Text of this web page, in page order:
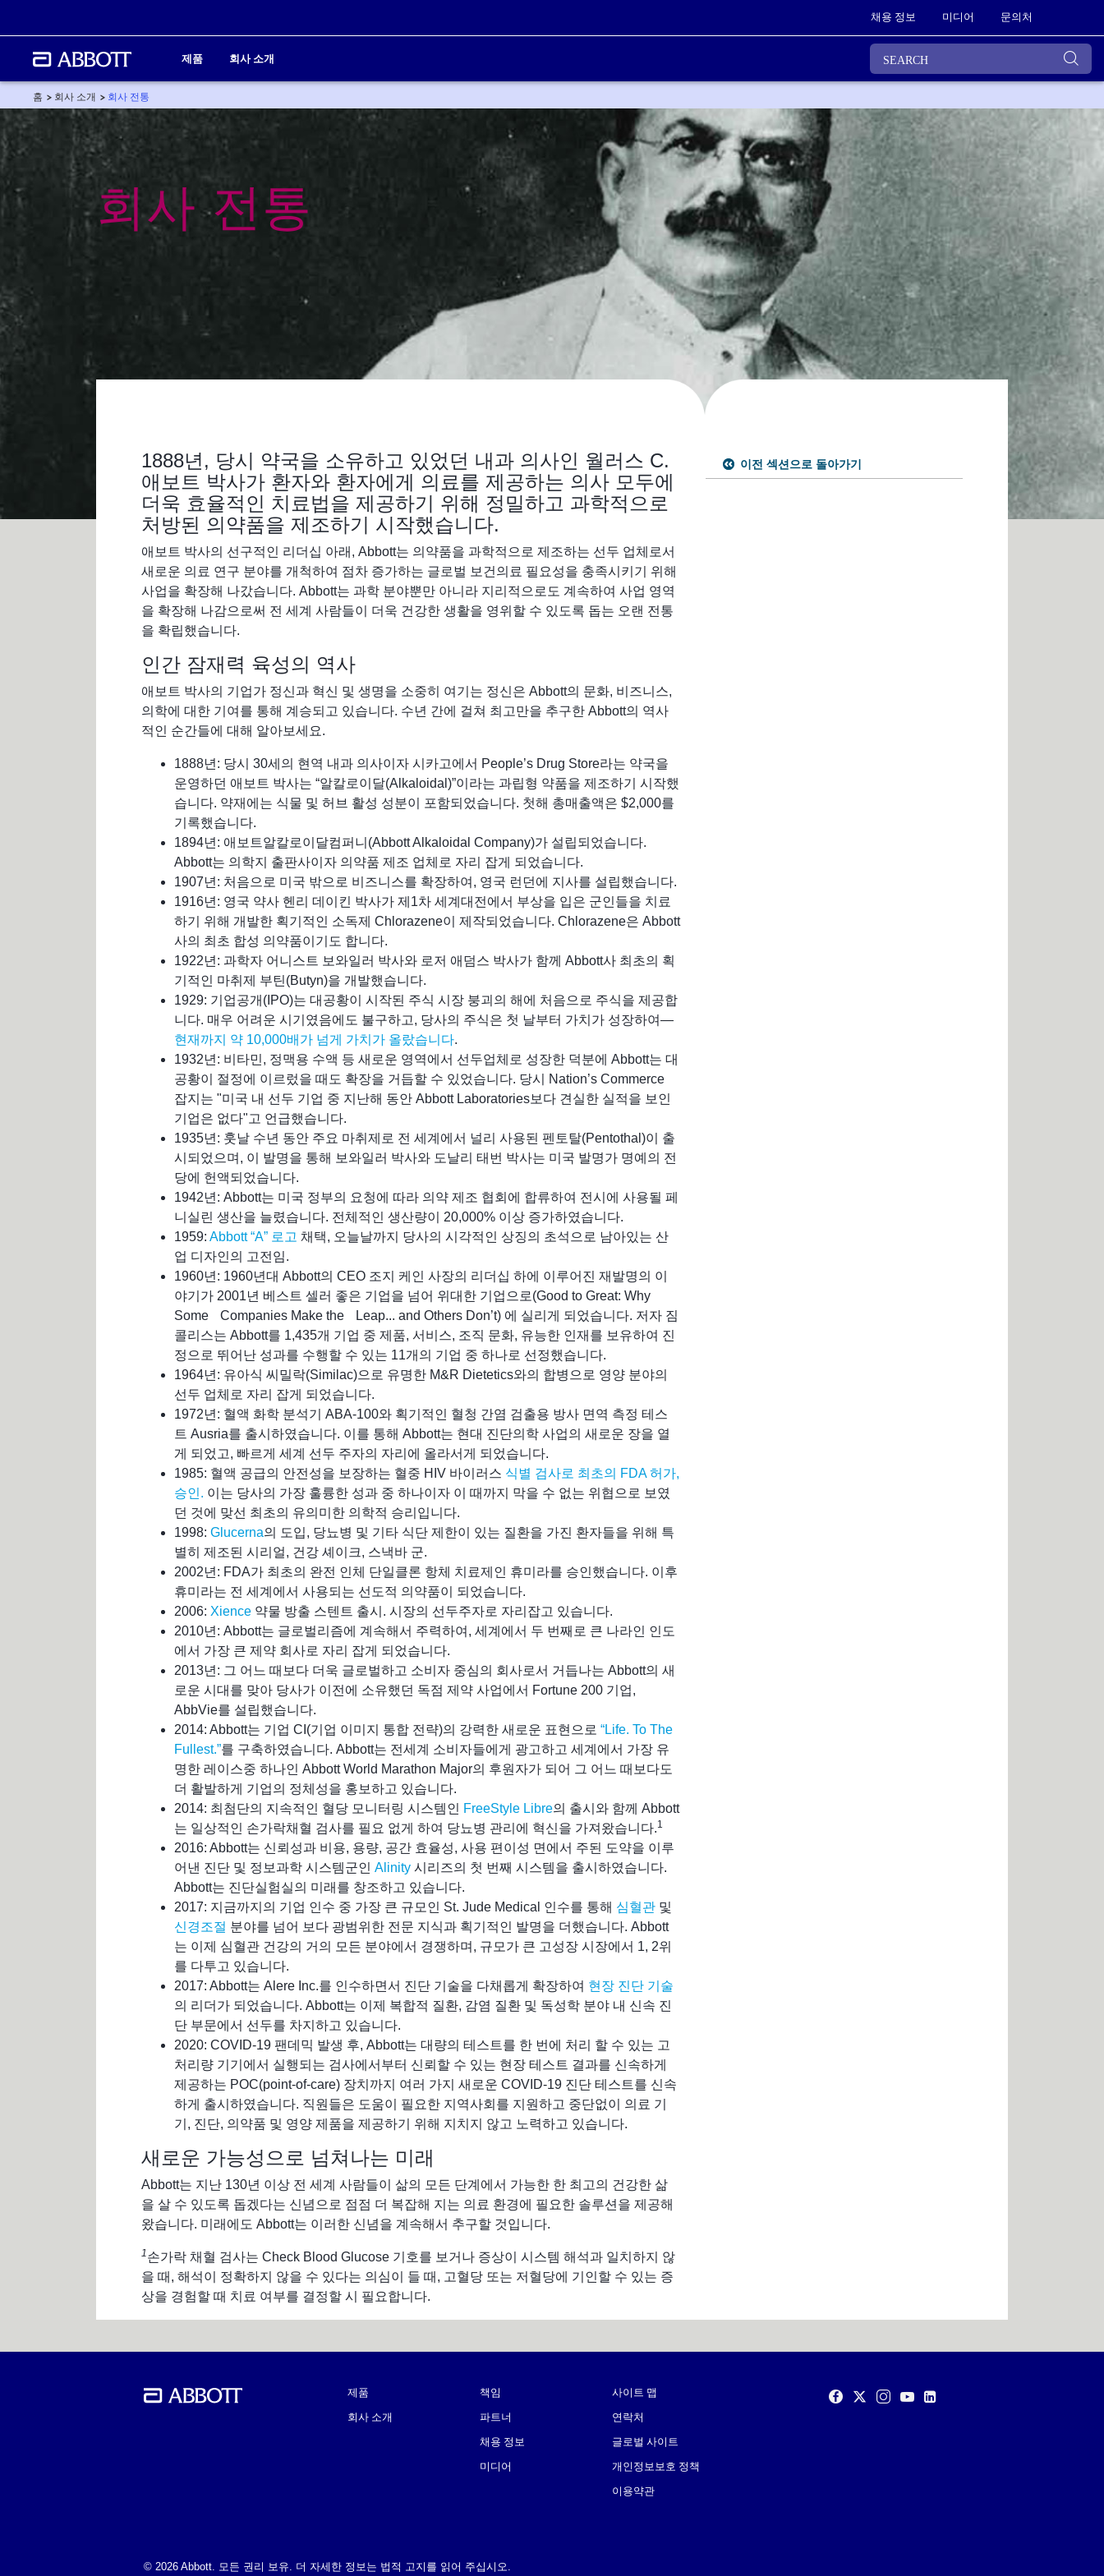
채용 정보 미디어 문의처
제품 회사 소개
홈 회사 소개 회사 전통
회사 전통
1888년, 당시 약국을 소유하고 있었던 내과 의사인 월러스 C.
애보트 박사가 환자와 환자에게 의료를 제공하는 의사 모두에
더욱 효율적인 치료법을 제공하기 위해 정밀하고 과학적으로
처방된 의약품을 제조하기 시작했습니다.
애보트 박사의 선구적인 리더십 아래, Abbott는 의약품을 과학적으로 제조하는 선두 업체로서
새로운 의료 연구 분야를 개척하여 점차 증가하는 글로벌 보건의료 필요성을 충족시키기 위해
사업을 확장해 나갔습니다. Abbott는 과학 분야뿐만 아니라 지리적으로도 계속하여 사업 영역
을 확장해 나감으로써 전 세계 사람들이 더욱 건강한 생활을 영위할 수 있도록 돕는 오랜 전통
을 확립했습니다.
인간 잠재력 육성의 역사
애보트 박사의 기업가 정신과 혁신 및 생명을 소중히 여기는 정신은 Abbott의 문화, 비즈니스,
의학에 대한 기여를 통해 계승되고 있습니다. 수년 간에 걸쳐 최고만을 추구한 Abbott의 역사
적인 순간들에 대해 알아보세요.
1888년: 당시 30세의 현역 내과 의사이자 시카고에서 People’s Drug Store라는 약국을
운영하던 애보트 박사는 “알칼로이달(Alkaloidal)”이라는 과립형 약품을 제조하기 시작했
습니다. 약재에는 식물 및 허브 활성 성분이 포함되었습니다. 첫해 총매출액은 $2,000를
기록했습니다.
1894년: 애보트알칼로이달컴퍼니(Abbott Alkaloidal Company)가 설립되었습니다.
Abbott는 의학지 출판사이자 의약품 제조 업체로 자리 잡게 되었습니다.
1907년: 처음으로 미국 밖으로 비즈니스를 확장하여, 영국 런던에 지사를 설립했습니다.
1916년: 영국 약사 헨리 데이킨 박사가 제1차 세계대전에서 부상을 입은 군인들을 치료
하기 위해 개발한 획기적인 소독제 Chlorazene이 제작되었습니다. Chlorazene은 Abbott
사의 최초 합성 의약품이기도 합니다.
1922년: 과학자 어니스트 보와일러 박사와 로저 애덤스 박사가 함께 Abbott사 최초의 획
기적인 마취제 부틴(Butyn)을 개발했습니다.
1929: 기업공개(IPO)는 대공황이 시작된 주식 시장 붕괴의 해에 처음으로 주식을 제공합
니다. 매우 어려운 시기였음에도 불구하고, 당사의 주식은 첫 날부터 가치가 성장하여—
현재까지 약 10,000배가 넘게 가치가 올랐습니다.
1932년: 비타민, 정맥용 수액 등 새로운 영역에서 선두업체로 성장한 덕분에 Abbott는 대
공황이 절정에 이르렀을 때도 확장을 거듭할 수 있었습니다. 당시 Nation’s Commerce
잡지는 "미국 내 선두 기업 중 지난해 동안 Abbott Laboratories보다 견실한 실적을 보인
기업은 없다"고 언급했습니다.
1935년: 훗날 수년 동안 주요 마취제로 전 세계에서 널리 사용된 펜토탈(Pentothal)이 출
시되었으며, 이 발명을 통해 보와일러 박사와 도날리 태번 박사는 미국 발명가 명예의 전
당에 헌액되었습니다.
1942년: Abbott는 미국 정부의 요청에 따라 의약 제조 협회에 합류하여 전시에 사용될 페
니실린 생산을 늘렸습니다. 전체적인 생산량이 20,000% 이상 증가하였습니다.
1959: Abbott “A” 로고 채택, 오늘날까지 당사의 시각적인 상징의 초석으로 남아있는 산
업 디자인의 고전임.
1960년: 1960년대 Abbott의 CEO 조지 케인 사장의 리더십 하에 이루어진 재발명의 이
야기가 2001년 베스트 셀러 좋은 기업을 넘어 위대한 기업으로(Good to Great: Why
Some Companies Make the Leap... and Others Don’t) 에 실리게 되었습니다. 저자 짐
콜리스는 Abbott를 1,435개 기업 중 제품, 서비스, 조직 문화, 유능한 인재를 보유하여 진
정으로 뛰어난 성과를 수행할 수 있는 11개의 기업 중 하나로 선정했습니다.
1964년: 유아식 씨밀락(Similac)으로 유명한 M&R Dietetics와의 합병으로 영양 분야의
선두 업체로 자리 잡게 되었습니다.
1972년: 혈액 화학 분석기 ABA-100와 획기적인 혈청 간염 검출용 방사 면역 측정 테스
트 Ausria를 출시하였습니다. 이를 통해 Abbott는 현대 진단의학 사업의 새로운 장을 열
게 되었고, 빠르게 세계 선두 주자의 자리에 올라서게 되었습니다.
1985: 혈액 공급의 안전성을 보장하는 혈중 HIV 바이러스 식별 검사로 최초의 FDA 허가,
승인. 이는 당사의 가장 훌륭한 성과 중 하나이자 이 때까지 막을 수 없는 위협으로 보였
던 것에 맞선 최초의 유의미한 의학적 승리입니다.
1998: Glucerna의 도입, 당뇨병 및 기타 식단 제한이 있는 질환을 가진 환자들을 위해 특
별히 제조된 시리얼, 건강 셰이크, 스낵바 군.
2002년: FDA가 최초의 완전 인체 단일클론 항체 치료제인 휴미라를 승인했습니다. 이후
휴미라는 전 세계에서 사용되는 선도적 의약품이 되었습니다.
2006: Xience 약물 방출 스텐트 출시. 시장의 선두주자로 자리잡고 있습니다.
2010년: Abbott는 글로벌리즘에 계속해서 주력하여, 세계에서 두 번째로 큰 나라인 인도
에서 가장 큰 제약 회사로 자리 잡게 되었습니다.
2013년: 그 어느 때보다 더욱 글로벌하고 소비자 중심의 회사로서 거듭나는 Abbott의 새
로운 시대를 맞아 당사가 이전에 소유했던 독점 제약 사업에서 Fortune 200 기업,
AbbVie를 설립했습니다.
2014: Abbott는 기업 CI(기업 이미지 통합 전략)의 강력한 새로운 표현으로 “Life. To The
Fullest.”를 구축하였습니다. Abbott는 전세계 소비자들에게 광고하고 세계에서 가장 유
명한 레이스중 하나인 Abbott World Marathon Major의 후원자가 되어 그 어느 때보다도
더 활발하게 기업의 정체성을 홍보하고 있습니다.
2014: 최첨단의 지속적인 혈당 모니터링 시스템인 FreeStyle Libre의 출시와 함께 Abbott
는 일상적인 손가락채혈 검사를 필요 없게 하여 당뇨병 관리에 혁신을 가져왔습니다.1
2016: Abbott는 신뢰성과 비용, 용량, 공간 효율성, 사용 편이성 면에서 주된 도약을 이루
어낸 진단 및 정보과학 시스템군인 Alinity 시리즈의 첫 번째 시스템을 출시하였습니다.
Abbott는 진단실험실의 미래를 창조하고 있습니다.
2017: 지금까지의 기업 인수 중 가장 큰 규모인 St. Jude Medical 인수를 통해 심혈관 및
신경조절 분야를 넘어 보다 광범위한 전문 지식과 획기적인 발명을 더했습니다. Abbott
는 이제 심혈관 건강의 거의 모든 분야에서 경쟁하며, 규모가 큰 고성장 시장에서 1, 2위
를 다투고 있습니다.
2017: Abbott는 Alere Inc.를 인수하면서 진단 기술을 다채롭게 확장하여 현장 진단 기술
의 리더가 되었습니다. Abbott는 이제 복합적 질환, 감염 질환 및 독성학 분야 내 신속 진
단 부문에서 선두를 차지하고 있습니다.
2020: COVID-19 팬데믹 발생 후, Abbott는 대량의 테스트를 한 번에 처리 할 수 있는 고
처리량 기기에서 실행되는 검사에서부터 신뢰할 수 있는 현장 테스트 결과를 신속하게
제공하는 POC(point-of-care) 장치까지 여러 가지 새로운 COVID-19 진단 테스트를 신속
하게 출시하였습니다. 직원들은 도움이 필요한 지역사회를 지원하고 중단없이 의료 기
기, 진단, 의약품 및 영양 제품을 제공하기 위해 지치지 않고 노력하고 있습니다.
새로운 가능성으로 넘쳐나는 미래
Abbott는 지난 130년 이상 전 세계 사람들이 삶의 모든 단계에서 가능한 한 최고의 건강한 삶
을 살 수 있도록 돕겠다는 신념으로 점점 더 복잡해 지는 의료 환경에 필요한 솔루션을 제공해
왔습니다. 미래에도 Abbott는 이러한 신념을 계속해서 추구할 것입니다.
1손가락 채혈 검사는 Check Blood Glucose 기호를 보거나 증상이 시스템 해석과 일치하지 않
을 때, 해석이 정확하지 않을 수 있다는 의심이 들 때, 고혈당 또는 저혈당에 기인할 수 있는 증
상을 경험할 때 치료 여부를 결정할 시 필요합니다.
이전 섹션으로 돌아가기
제품
회사 소개
책임
파트너
채용 정보
미디어
사이트 맵
연락처
글로벌 사이트
개인정보보호 정책
이용약관
© 2026 Abbott. 모든 권리 보유. 더 자세한 정보는 법적 고지를 읽어 주십시오.